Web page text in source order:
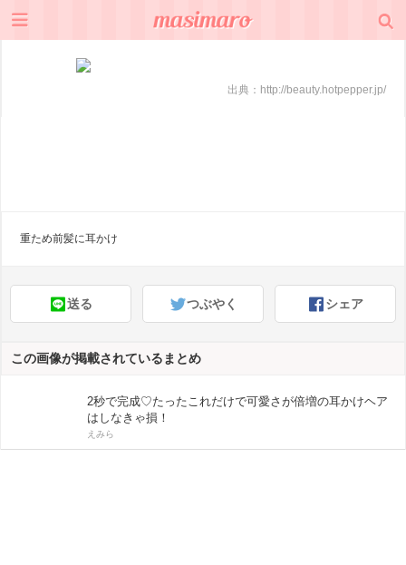
出典： http://beauty.hotpepper.jp/
重ため前髪に耳かけ
送る つぶやく シェア
この画像が掲載されているまとめ
2秒で完成♡たったこれだけで可愛さが倍増の耳かけヘア
はしなきゃ損！
えみら